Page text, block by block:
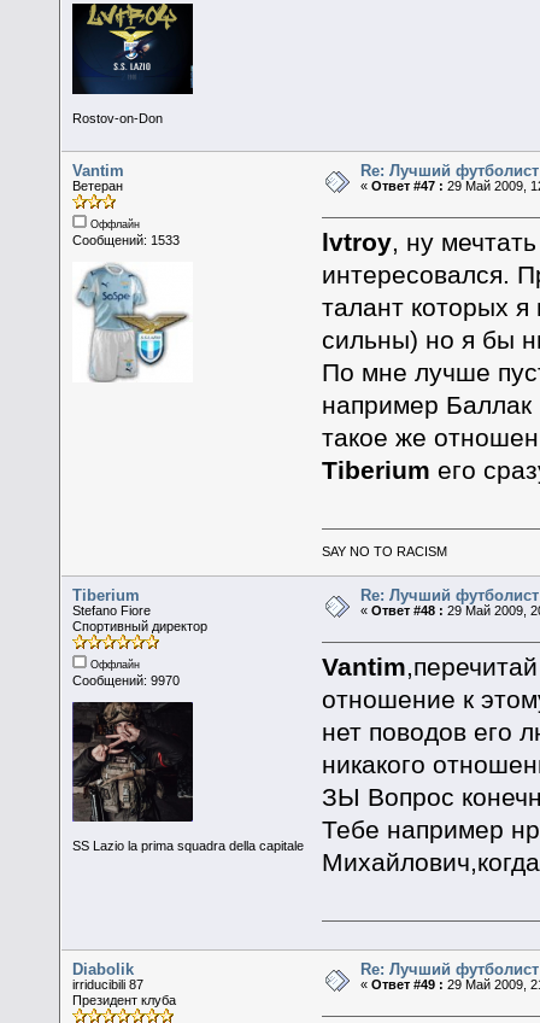
Rostov-on-Don
Vantim
Ветеран
Оффлайн
Сообщений: 1533
Re: Лучший футболист
«Ответ #47 : 29 Май 2009,
lvtroy, ну
интересовался.
талант которых
сильны) но я бы
По мне лучше
например Баллак
такое же
Tiberium его
SAY NO TO RACISM
Tiberium
Stefano Fiore
Спортивный директор
Оффлайн
Сообщений: 9970
SS Lazio la prima squadra della capitale
Re: Лучший футболист
«Ответ #48 : 29 Май 2009,
Vantim
отношение к
нет поводов его
никакого
ЗЫ Вопрос
Тебе например
Diabolik
irriducibili 87
Президент клуба
Re: Лучший футболист
«Ответ #49 : 29 Май 2009,